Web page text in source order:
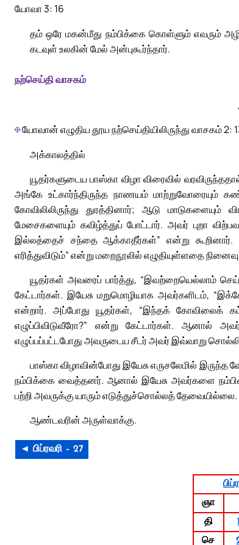
யோவா 3: 16
தம் ஒரே மகன்மீது நம்பிக்கை கொள்ளும் எவரும்
கடவுள் உலகின் மேல் அன்புகூர்ந்தார்.
நற்செய்தி வாசகம்
✠யோவான் எழுதிய தூய நற்செய்தியிலிருந்து வாசகம் 2:
அக்காலத்தில்
யூதர்களுடைய பாஸ்கா விழா விரைவில்
அங்கே உட்கார்ந்திருந்த நாணயம் மாற்றுவோரையும்
கோவிலிலிருந்து துரத்தினார்; ஆடு
மேசைகளையும் கவிழ்த்துப் போட்டார். அவர் புறா
இல்லத்தைச் சந்தை ஆக்காதீர்கள்” என்று
எரித்துவிடும்” என்று மறைநூலில் எழுதியுள்ளதை
யூதர்கள் அவரைப் பார்த்து, “இவற்றையெல்லாம்
கேட்டார்கள். இயேசு மறுமொழியாக அவர்களிடம்,
என்றார். அப்போது யூதர்கள், “இந்தக் கோவிலைக்
எழுப்பிவிடுவீரோ?” என்று கேட்டார்கள். ஆனால்
எழுப்பப்பட்டபோது அவருடைய சீடர் அவர் இவ்வாறு
பாஸ்கா விழாவின்போது இயேசு எருசலேமில்
நம்பிக்கை வைத்தனர். ஆனால் இயேசு அவர்களை
பற்றி அவருக்கு யாரும் எடுத்துச்சொல்லத்
ஆண்டவரின் அருள்வாக்கு.
◄ பிப்ரவரி – 27
ஞா
தி
1
செ